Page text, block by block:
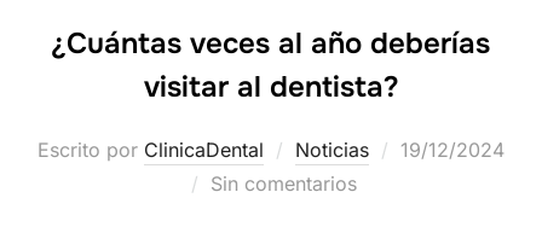
¿Cuántas veces al año deberías
visitar al dentista?
Escrito por ClinicaDental Noticias
Posted
19/12/2024
Sin comentarios